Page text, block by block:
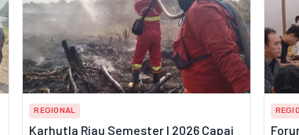
REGIONAL
Karhutla Riau Semester I 2026 Capai